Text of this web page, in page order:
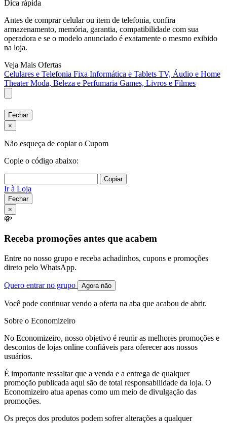
Dica rápida
Antes de comprar celular ou item de telefonia, confira
armazenamento, memória, garantia, compatibilidade com sua
operadora e se o modelo anunciado é exatamente o mesmo exibido
na loja.
Veja Mais Ofertas
Celulares e Telefonia Fixa Informática e Tablets TV, Áudio e Home
TheaterModa, Beleza e Perfumaria Games, Livros e Filmes
Fechar
×
Não esqueça de copiar o Cupom
Copie o código abaixo:
Copiar
Ir à Loja
Fechar
×
💸
Receba promoções antes que acabem
Entre no nosso grupo e receba achadinhos, cupons e promoções
direto pelo WhatsApp.
Quero entrar no grupo Agora não
Você pode continuar vendo a oferta na aba que acabou de abrir.
Sobre o Economizeiro
No Economizeiro, nosso objetivo é reunir as melhores promoções e
descontos de lojas online confiáveis para oferecer aos nossos
usuários.
É importante ressaltar que a venda e a entrega de qualquer
promoção publicada aqui são de total responsabilidade da loja. O
Economizeiro atua apenas como um meio de divulgação das
promoções.
Os preços dos produtos podem sofrer alterações a qualquer